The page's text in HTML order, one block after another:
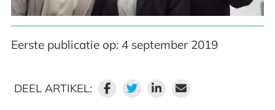
Eerste publicatie op: 4 september 2019
DEEL ARTIKEL: